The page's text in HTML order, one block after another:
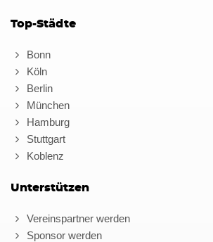
Top-Städte
Bonn
Köln
Berlin
München
Hamburg
Stuttgart
Koblenz
Unterstützen
Vereinspartner werden
Sponsor werden